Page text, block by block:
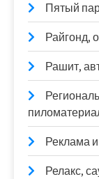
Пятый
Райгонд,
Рашит,
Реклама
Релакс,